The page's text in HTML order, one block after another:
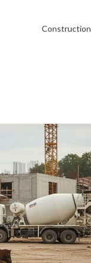
Construction